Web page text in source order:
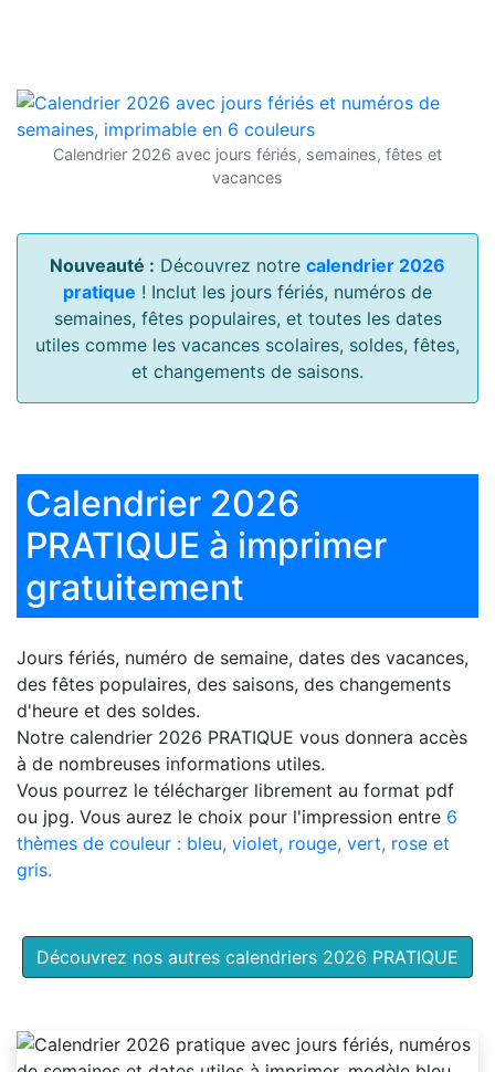
Calendrier 2026 avec jours fériés, semaines, fêtes et
vacances
Nouveauté : Découvrez notre calendrier 2026
pratique ! Inclut les jours fériés, numéros de
semaines, fêtes populaires, et toutes les dates
utiles comme les vacances scolaires, soldes, fêtes,
et changements de saisons.
Calendrier 2026
PRATIQUE à imprimer
gratuitement
Jours fériés, numéro de semaine, dates des vacances,
des fêtes populaires, des saisons, des changements
d'heure et des soldes.
Notre calendrier 2026 PRATIQUE vous donnera accès
à de nombreuses informations utiles.
Vous pourrez le télécharger librement au format pdf
ou jpg. Vous aurez le choix pour l'impression entre 6
thèmes de couleur : bleu, violet, rouge, vert, rose et
gris.
Découvrez nos autres calendriers 2026 PRATIQUE